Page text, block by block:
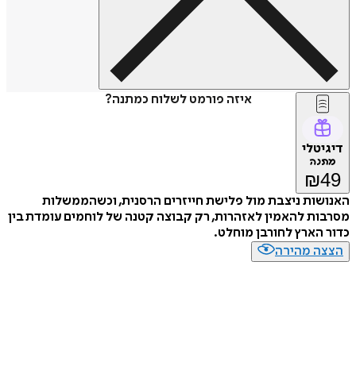
איזה פורמט לשלוח כמתנה?
דיגיטלי
מתנה
₪49
האנושות ניצבת מול פלישת חייזרים הרסנית, וכשהממשלות
מסרבות להאמין לאזהרות, רק קבוצה קטנה של לוחמים עומדת בין
כדור הארץ לחורבן מוחלט.
הצצה מהירה